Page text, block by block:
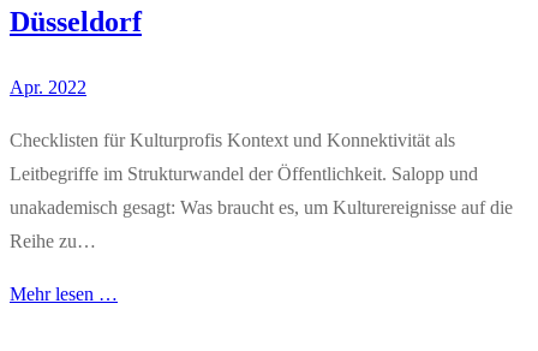
Düsseldorf
Apr. 2022
Checklisten für Kulturprofis Kontext und Konnektivität als
Leitbegriffe im Strukturwandel der Öffentlichkeit. Salopp und
unakademisch gesagt: Was braucht es, um Kulturereignisse auf die
Reihe zu…
Mehr lesen …